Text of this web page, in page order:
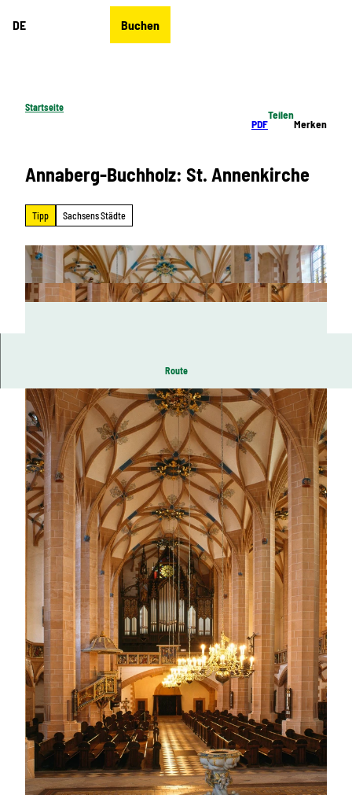
DE Buchen
Startseite
PDF
Teilen
Merken
Annaberg-Buchholz: St. Annenkirche
Tipp Sachsens Städte
© TMGS, Marcel Weidlich | KI-optimiert
© TMGS, Dieter Knoblauch | KI-optimiert
Route